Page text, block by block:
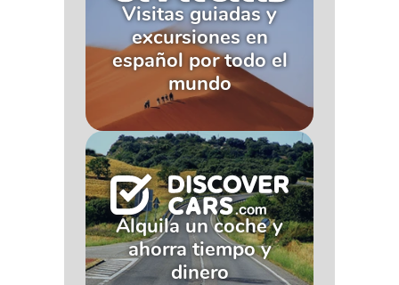
Visitas guiadas y
excursiones en
español por todo el
mundo
Alquila un coche y
ahorra tiempo y
dinero